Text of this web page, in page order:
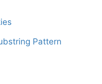
Pattern